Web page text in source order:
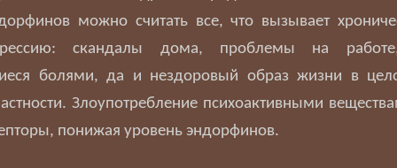
можно считать все, что вызывает
скандалы дома, проблемы на
болями, да и нездоровый образ жизни в
Злоупотребление психоактивными
понижая уровень эндорфинов.